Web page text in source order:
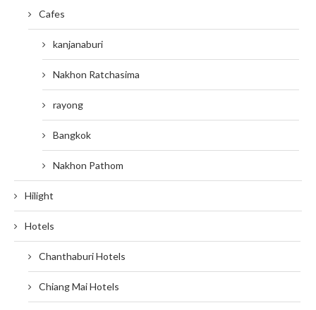
Cafes
kanjanaburi
Nakhon Ratchasima
rayong
Bangkok
Nakhon Pathom
Hilight
Hotels
Chanthaburi Hotels
Chiang Mai Hotels